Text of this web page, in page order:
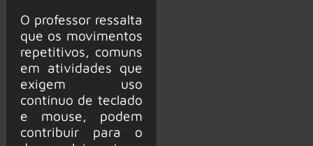
O professor ressalta
que os movimentos
repetitivos, comuns
em atividades que
exigem uso
contínuo de teclado
e mouse, podem
contribuir para o